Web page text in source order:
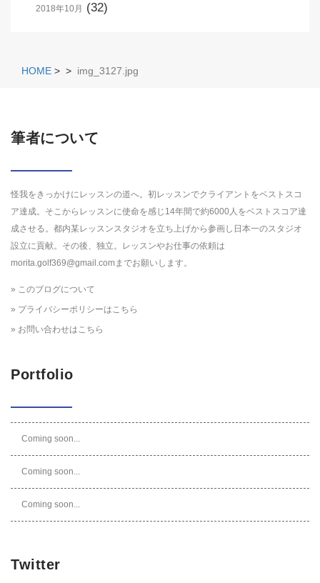
2018年10月 (32)
HOME > > img_3127.jpg
筆者について
怪我をきっかけにレッスンの道へ。初レッスンでクライアントをベストスコ
ア達成。そこからレッスンに使命を感じ14年間で約6000人をベストスコア達
成させる。都内某レッスンスタジオを立ち上げから参画し日本一のスタジオ
設立に貢献。その後、独立。レッスンやお仕事の依頼は
morita.golf369@gmail.comまでお願いします。
» このブログについて
» プライバシーポリシーはこちら
» お問い合わせはこちら
Portfolio
Coming soon...
Coming soon...
Coming soon...
Twitter